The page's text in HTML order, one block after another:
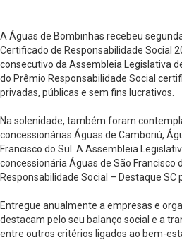
A Águas de Bombinhas recebeu
Certificado de Responsabilidade Social
consecutivo da Assembleia Legislativa
do Prêmio Responsabilidade Social
privadas, públicas e sem fins lucrativos.
Na solenidade, também foram
concessionárias Águas de Camboriú,
Francisco do Sul. A Assembleia
concessionária Águas de São Francisco
Responsabilidade Social – Destaque SC
Entregue anualmente a empresas e
destacam pelo seu balanço social e a
entre outros critérios ligados ao bem-